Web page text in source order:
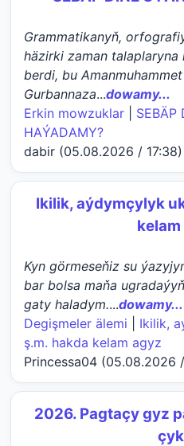
Grammatikanyň,
häzirki zaman
berdi, bu
Gurbannaza...dowamy...
Erkin mowzuklar
SEBÄP
HАÝADАMY?
dabir (05.08.2026 / 17:38)
Ikilik, aýdymçylyk
Kyn görmeseňiz su
bar bolsa maňa
gaty haladym....dowamy...
Degişmeler älemi
Ikilik,
ş.m. hakda kelam agyz
Princessa04 (05.08.2026 /
2026. Pagtaçy gyz